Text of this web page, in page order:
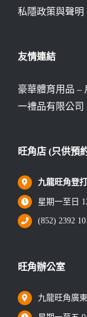
私隱政策與聲明
友情連結
豪華體育用品 –
一禮品有限公司
旺角店 (只供預
九龍旺角登
星期一至日
(852) 2392
旺角辦公室
九龍旺角廣